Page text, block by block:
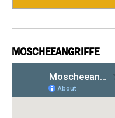
MOSCHEEANGRIFFE